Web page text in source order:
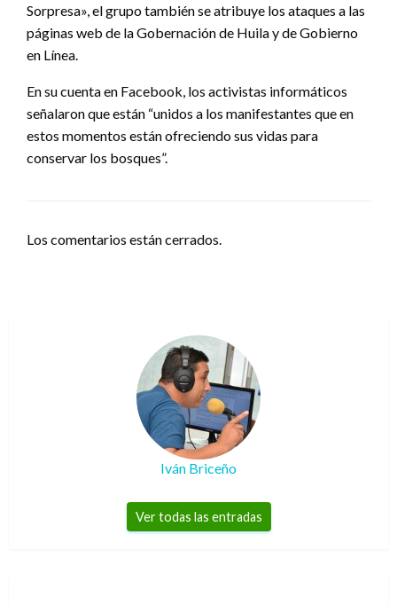
Sorpresa», el grupo también se atribuye los ataques a las
páginas web de la Gobernación de Huila y de Gobierno
en Línea.
En su cuenta en Facebook, los activistas informáticos
señalaron que están “unidos a los manifestantes que en
estos momentos están ofreciendo sus vidas para
conservar los bosques”.
Los comentarios están cerrados.
Iván Briceño
Ver todas las entradas